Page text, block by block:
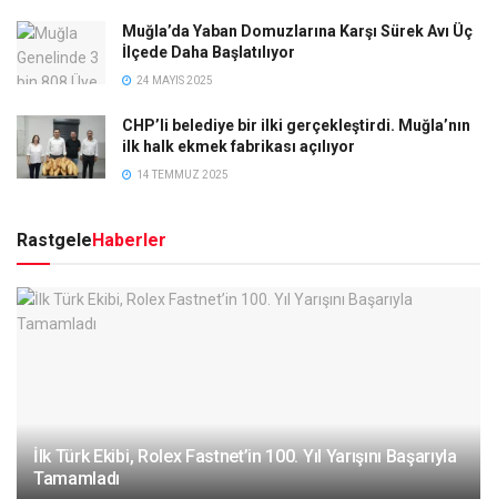
Muğla’da Yaban Domuzlarına Karşı Sürek Avı Üç
İlçede Daha Başlatılıyor
24 MAYIS 2025
CHP’li belediye bir ilki gerçekleştirdi. Muğla’nın
ilk halk ekmek fabrikası açılıyor
14 TEMMUZ 2025
RastgeleHaberler
İlk Türk Ekibi, Rolex Fastnet’in 100. Yıl Yarışını Başarıyla
Tamamladı